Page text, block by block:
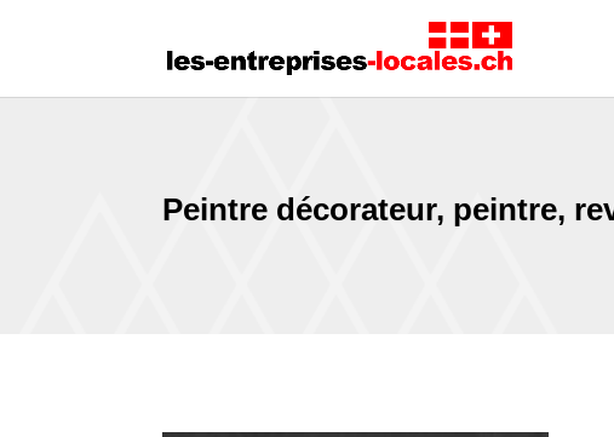
Peintre décorateur, peintre,